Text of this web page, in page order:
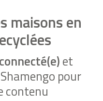
maisons en
connecté(e)et
pour
contenu